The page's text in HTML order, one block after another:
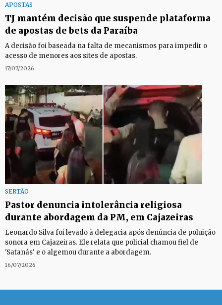
APOSTAS
TJ mantém decisão que suspende plataforma
de apostas de bets da Paraíba
A decisão foi baseada na falta de mecanismos para impedir o
acesso de menores aos sites de apostas.
17/07/2026
SERTÃO
Pastor denuncia intolerância religiosa
durante abordagem da PM, em Cajazeiras
Leonardo Silva foi levado à delegacia após denúncia de poluição
sonora em Cajazeiras. Ele relata que policial chamou fiel de
'Satanás' e o algemou durante a abordagem.
16/07/2026